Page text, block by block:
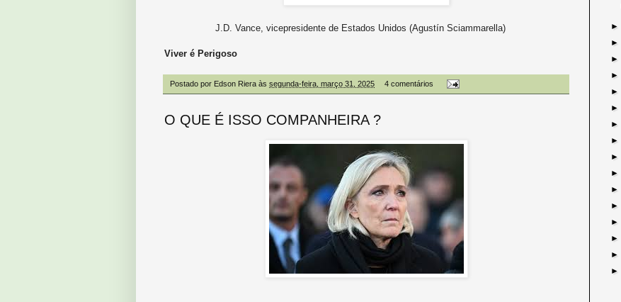
J.D. Vance, vicepresidente de Estados Unidos (Agustín Sciammarella)
Viver é Perigoso
Postado por Edson Riera às segunda-feira, março 31, 2025 4 comentários
O QUE É ISSO COMPANHEIRA ?
►
►
►
►
►
►
►
►
►
►
►
►
►
►
►
►